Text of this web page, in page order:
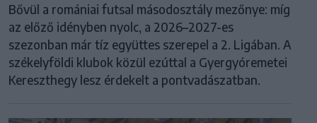
Bővül a romániai futsal másodosztály mezőnye: míg
az előző idényben nyolc, a 2026–2027-es
szezonban már tíz együttes szerepel a 2. Ligában. A
székelyföldi klubok közül ezúttal a Gyergyóremetei
Kereszthegy lesz érdekelt a pontvadászatban.